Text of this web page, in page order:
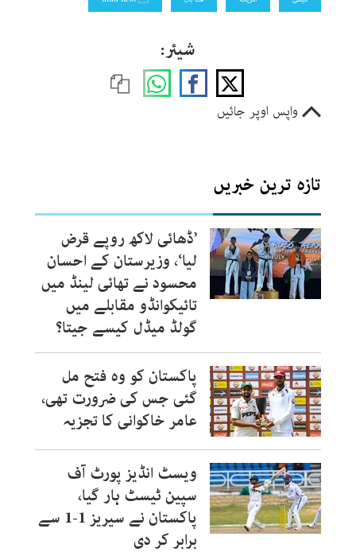
شیئر:
واپس اوپر جائیں
تازہ ترین خبریں
’ڈھائی لاکھ روپے قرض
لیا‘، وزیرستان کے احسان
محسود نے تھائی لینڈ میں
تائیکوانڈو مقابلے میں
گولڈ میڈل کیسے جیتا؟
پاکستان کو وہ فتح مل
گئی جس کی ضرورت تھی،
عامر خاکوانی کا تجزیہ
ویسٹ انڈیز پورٹ آف
سپین ٹیسٹ ہار گیا،
پاکستان نے سیریز 1-1 سے
برابر کر دی